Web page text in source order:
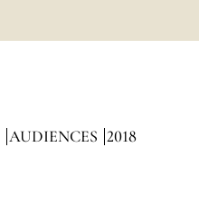
AUDIENCES 2018